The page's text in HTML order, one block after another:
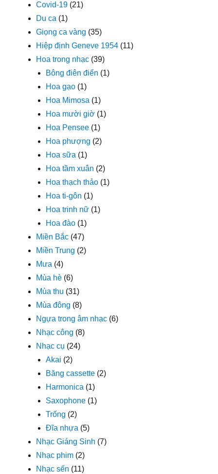
Covid-19 (21)
Du ca (1)
Giọng ca vàng (35)
Hiệp định Geneve 1954 (11)
Hoa trong nhạc (39)
Bông điên điển (1)
Hoa gạo (1)
Hoa Mimosa (1)
Hoa mười giờ (1)
Hoa Pensee (1)
Hoa phượng (2)
Hoa sữa (1)
Hoa tầm xuân (2)
Hoa thạch thảo (1)
Hoa ti-gôn (1)
Hoa trinh nữ (1)
Hoa đào (1)
Miền Bắc (47)
Miền Trung (2)
Mưa (4)
Mùa hè (6)
Mùa thu (31)
Mùa đông (8)
Ngựa trong âm nhạc (6)
Nhạc công (8)
Nhạc cụ (24)
Akai (2)
Băng cassette (2)
Harmonica (1)
Saxophone (1)
Trống (2)
Đĩa nhựa (5)
Nhạc Giáng Sinh (7)
Nhạc phim (2)
Nhạc sến (11)